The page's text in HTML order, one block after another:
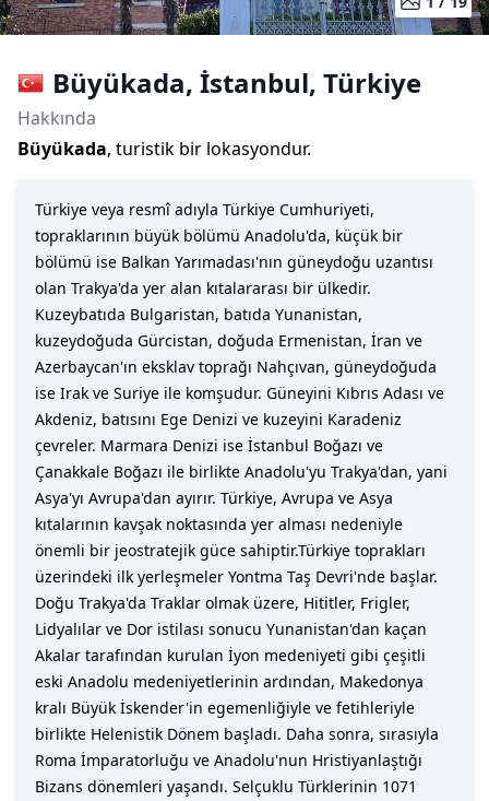
Büyükada, İstanbul, Türkiye
Hakkında
Büyükada, turistik bir lokasyondur.
Türkiye veya resmî adıyla Türkiye Cumhuriyeti,
topraklarının büyük bölümü Anadolu'da, küçük bir
bölümü ise Balkan Yarımadası'nın güneydoğu uzantısı
olan Trakya'da yer alan kıtalararası bir ülkedir.
Kuzeybatıda Bulgaristan, batıda Yunanistan,
kuzeydoğuda Gürcistan, doğuda Ermenistan, İran ve
Azerbaycan'ın eksklav toprağı Nahçıvan, güneydoğuda
ise Irak ve Suriye ile komşudur. Güneyini Kıbrıs Adası ve
Akdeniz, batısını Ege Denizi ve kuzeyini Karadeniz
çevreler. Marmara Denizi ise İstanbul Boğazı ve
Çanakkale Boğazı ile birlikte Anadolu'yu Trakya'dan, yani
Asya'yı Avrupa'dan ayırır. Türkiye, Avrupa ve Asya
kıtalarının kavşak noktasında yer alması nedeniyle
önemli bir jeostratejik güce sahiptir.Türkiye toprakları
üzerindeki ilk yerleşmeler Yontma Taş Devri'nde başlar.
Doğu Trakya'da Traklar olmak üzere, Hititler, Frigler,
Lidyalılar ve Dor istilası sonucu Yunanistan'dan kaçan
Akalar tarafından kurulan İyon medeniyeti gibi çeşitli
eski Anadolu medeniyetlerinin ardından, Makedonya
kralı Büyük İskender'in egemenliğiyle ve fetihleriyle
birlikte Helenistik Dönem başladı. Daha sonra, sırasıyla
Roma İmparatorluğu ve Anadolu'nun Hristiyanlaştığı
Bizans dönemleri yaşandı. Selçuklu Türklerinin 1071